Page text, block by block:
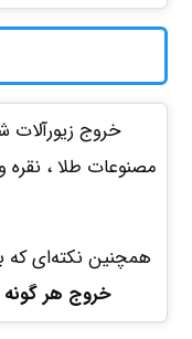
خروج
مصنوعات طلا ، نقره
همچنین نکته‌ای که
خروج هر